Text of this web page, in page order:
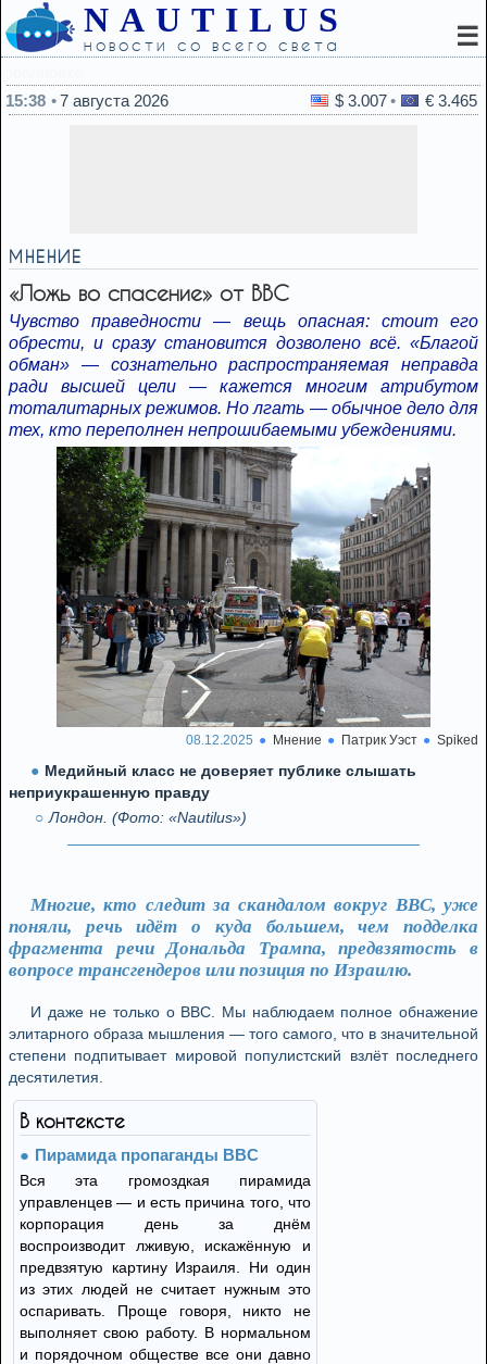
NAUTILUS
новости со всего света ☰
15:38
7 августа 2026 $ 3.007 € 3.465
МНЕНИЕ
«Ложь во спасение» от BBC
Чувство праведности — вещь опасная: стоит его
обрести, и сразу становится дозволено всё. «Благой
обман» — сознательно распространяемая неправда
ради высшей цели — кажется многим атрибутом
тоталитарных режимов. Но лгать — обычное дело для
тех, кто переполнен непрошибаемыми убеждениями.
08.12.2025 Мнение Патрик Уэст Spiked
Медийный класс не доверяет публике слышать
неприукрашенную правду
Лондон. (Фото: «Nautilus»)
Многие, кто следит за скандалом вокруг BBC, уже
поняли, речь идёт о куда большем, чем подделка
фрагмента речи Дональда Трампа, предвзятость в
вопросе трансгендеров или позиция по Израилю.
И даже не только о BBC. Мы наблюдаем полное обнажение
элитарного образа мышления — того самого, что в значительной
степени подпитывает мировой популистский взлёт последнего
десятилетия.
В контексте
Пирамида пропаганды BBC
Вся эта громоздкая пирамида
управленцев — и есть причина того, что
корпорация день за днём
воспроизводит лживую, искажённую и
предвзятую картину Израиля. Ни один
из этих людей не считает нужным это
оспаривать. Проще говоря, никто не
выполняет свою работу. В нормальном
и порядочном обществе все они давно